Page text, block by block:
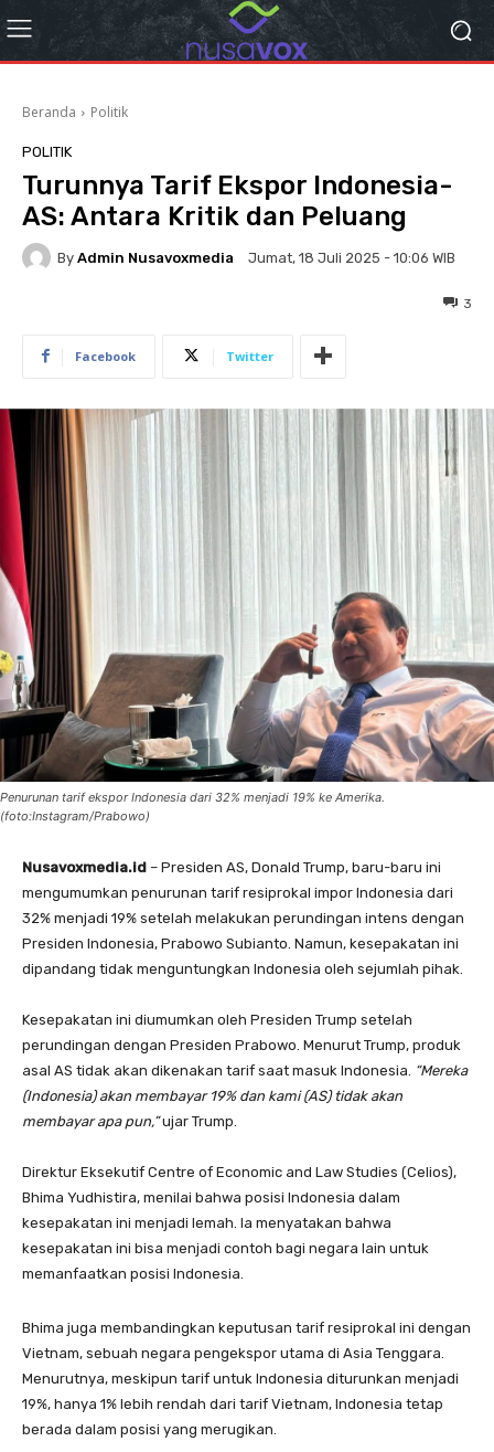
Beranda Politik
POLITIK
Turunnya Tarif Ekspor Indonesia-
AS: Antara Kritik dan Peluang
By Admin Nusavoxmedia Jumat, 18 Juli 2025 - 10:06 WIB
3
Facebook Twitter
Penurunan tarif ekspor Indonesia dari 32% menjadi 19% ke Amerika.
(foto:Instagram/Prabowo)
Nusavoxmedia.id – Presiden AS, Donald Trump, baru-baru ini
mengumumkan penurunan tarif resiprokal impor Indonesia dari
32% menjadi 19% setelah melakukan perundingan intens dengan
Presiden Indonesia, Prabowo Subianto. Namun, kesepakatan ini
dipandang tidak menguntungkan Indonesia oleh sejumlah pihak.
Kesepakatan ini diumumkan oleh Presiden Trump setelah
perundingan dengan Presiden Prabowo. Menurut Trump, produk
asal AS tidak akan dikenakan tarif saat masuk Indonesia. “Mereka
(Indonesia) akan membayar 19% dan kami (AS) tidak akan
membayar apa pun,”ujar Trump.
Direktur Eksekutif Centre of Economic and Law Studies (Celios),
Bhima Yudhistira, menilai bahwa posisi Indonesia dalam
kesepakatan ini menjadi lemah. Ia menyatakan bahwa
kesepakatan ini bisa menjadi contoh bagi negara lain untuk
memanfaatkan posisi Indonesia.
Bhima juga membandingkan keputusan tarif resiprokal ini dengan
Vietnam, sebuah negara pengekspor utama di Asia Tenggara.
Menurutnya, meskipun tarif untuk Indonesia diturunkan menjadi
19%, hanya 1% lebih rendah dari tarif Vietnam, Indonesia tetap
berada dalam posisi yang merugikan.